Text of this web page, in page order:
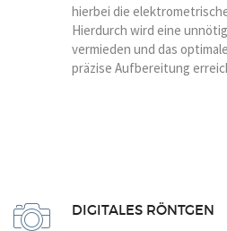
hierbei die
Hierdurch wird eine
vermieden und das
präzise Aufbereitung
DIGITALES RÖNTGEN